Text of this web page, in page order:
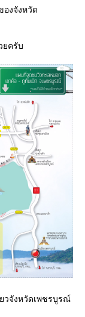
งจังหวัด
ยครับ
วจังหวัดเพชรบูรณ์